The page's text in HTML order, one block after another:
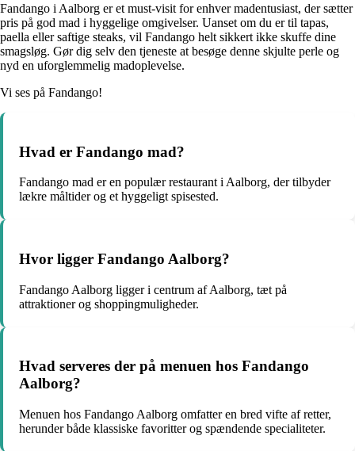
Fandango i Aalborg er et must-visit for enhver madentusiast, der sætter
pris på god mad i hyggelige omgivelser. Uanset om du er til tapas,
paella eller saftige steaks, vil Fandango helt sikkert ikke skuffe dine
smagsløg. Gør dig selv den tjeneste at besøge denne skjulte perle og
nyd en uforglemmelig madoplevelse.
Vi ses på Fandango!
Hvad er Fandango mad?
Fandango mad er en populær restaurant i Aalborg, der tilbyder
lækre måltider og et hyggeligt spisested.
Hvor ligger Fandango Aalborg?
Fandango Aalborg ligger i centrum af Aalborg, tæt på
attraktioner og shoppingmuligheder.
Hvad serveres der på menuen hos Fandango
Aalborg?
Menuen hos Fandango Aalborg omfatter en bred vifte af retter,
herunder både klassiske favoritter og spændende specialiteter.